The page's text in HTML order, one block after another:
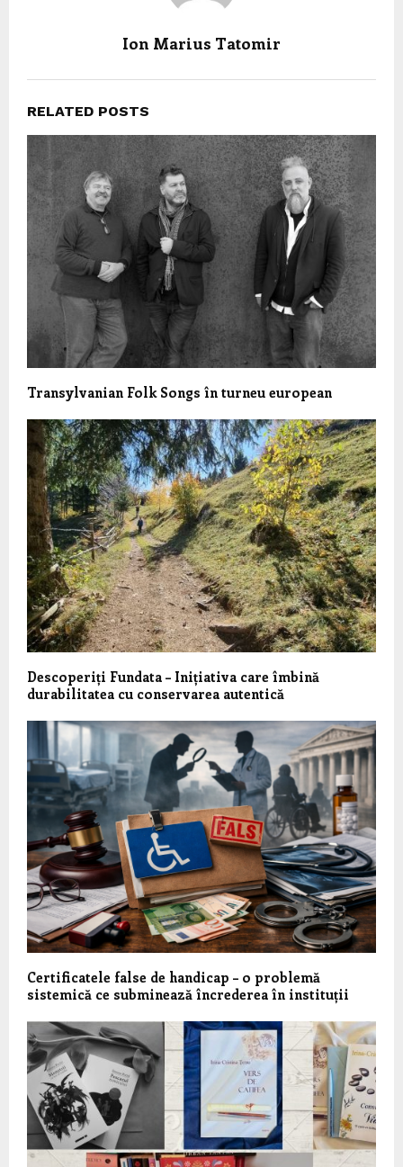
Ion Marius Tatomir
RELATED POSTS
Transylvanian Folk Songs în turneu european
Descoperiți Fundata – Inițiativa care îmbină
durabilitatea cu conservarea autentică
Certificatele false de handicap – o problemă
sistemică ce subminează încrederea în instituții